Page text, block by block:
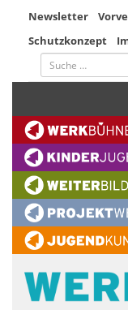
Newsletter
Schutzkonzept